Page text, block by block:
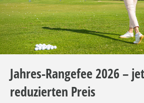
Jahres-Rangefee 2026 –
reduzierten Preis